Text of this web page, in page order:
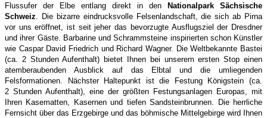
Flussufer der Elbe entlang direkt in den
Nationalpark Sächsische
Schweiz . Die bizarre eindrucksvolle Felsenlandschaft, die sich ab Pirna
vor uns eröffnet, ist seit jeher das bevorzugte Ausflugsziel der Dresdner
und ihrer Gäste. Barbarine und Schrammsteine inspirierten schon Künstler
wie Caspar David Friedrich und Richard Wagner. Die Weltbekannte Bastei
(ca. 2 Stunden Aufenthalt) bietet Ihnen bei unserem ersten Stop einen
atemberaubenden Ausblick auf das Elbtal und die umliegenden
Felsformationen. Nächster Haltepunkt ist die Festung Königstein (ca.
2 Stunden Aufenthalt), eine der größten Festungsanlagen Europas, mit
Ihren Kasematten, Kasernen und tiefen Sandsteinbrunnen. Die herrliche
Fernsicht über das Erzgebirge und das böhmische Mittelgebirge wird Ihnen